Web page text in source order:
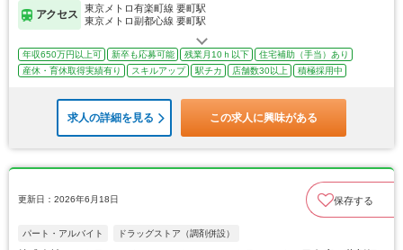
アクセス
東京メトロ有楽町線 要町駅
東京メトロ副都心線 要町駅
年収650万円以上可 新卒も応募可能 残業月10ｈ以下
住宅補助（手当）あり
産休・育休取得実績有り
スキルアップ 駅チカ 店舗数30以上 積極採用中
求人の詳細を見る この求人に興味がある
更新日：2026年6月18日 保存する
パート・アルバイト ドラッグストア（調剤併設）